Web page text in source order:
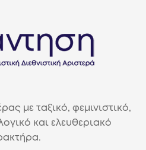
με ταξικό, φεμινιστικό,
και ελευθεριακό